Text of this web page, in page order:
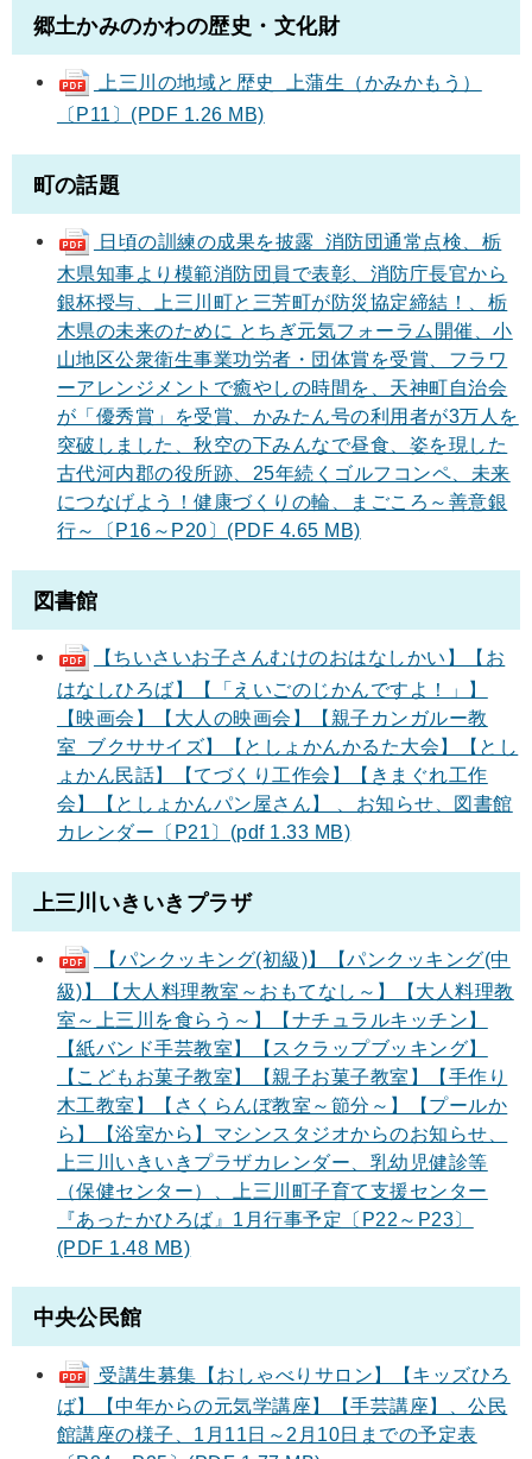
郷土かみのかわの歴史・文化財
上三川の地域と歴史 上蒲生（かみかもう）
〔P11〕(PDF 1.26 MB)
町の話題
日頃の訓練の成果を披露 消防団通常点検、栃
木県知事より模範消防団員で表彰、消防庁長官から
銀杯授与、上三川町と三芳町が防災協定締結！、栃
木県の未来のために とちぎ元気フォーラム開催、小
山地区公衆衛生事業功労者・団体賞を受賞、フラワ
ーアレンジメントで癒やしの時間を、天神町自治会
が「優秀賞」を受賞、かみたん号の利用者が3万人を
突破しました、秋空の下みんなで昼食、姿を現した
古代河内郡の役所跡、25年続くゴルフコンペ、未来
につなげよう！健康づくりの輪、まごころ～善意銀
行～〔P16～P20〕(PDF 4.65 MB)
図書館
【ちいさいお子さんむけのおはなしかい】【お
はなしひろば】【「えいごのじかんですよ！」】
【映画会】【大人の映画会】【親子カンガルー教
室 ブクササイズ】【としょかんかるた大会】【とし
ょかん民話】【てづくり工作会】【きまぐれ工作
会】【としょかんパン屋さん】 、お知らせ、図書館
カレンダー〔P21〕(pdf 1.33 MB)
上三川いきいきプラザ
【パンクッキング(初級)】【パンクッキング(中
級)】【大人料理教室～おもてなし～】【大人料理教
室～上三川を食らう～】【ナチュラルキッチン】
【紙バンド手芸教室】【スクラップブッキング】
【こどもお菓子教室】【親子お菓子教室】【手作り
木工教室】【さくらんぼ教室～節分～】【プールか
ら】【浴室から】マシンスタジオからのお知らせ、
上三川いきいきプラザカレンダー、乳幼児健診等
（保健センター）、上三川町子育て支援センター
『あったかひろば』1月行事予定〔P22～P23〕
(PDF 1.48 MB)
中央公民館
受講生募集【おしゃべりサロン】【キッズひろ
ば】【中年からの元気学講座】【手芸講座】、公民
館講座の様子、1月11日～2月10日までの予定表